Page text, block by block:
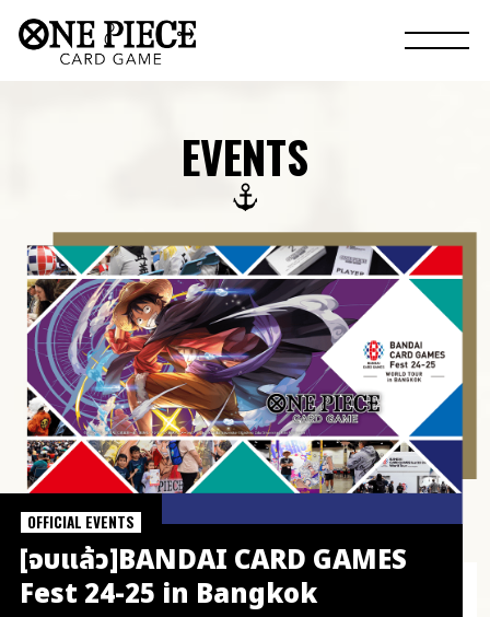
EVENTS
[จบแล้ว]BANDAI CARD GAMES
Fest 24-25 in Bangkok
OFFICIAL EVENTS